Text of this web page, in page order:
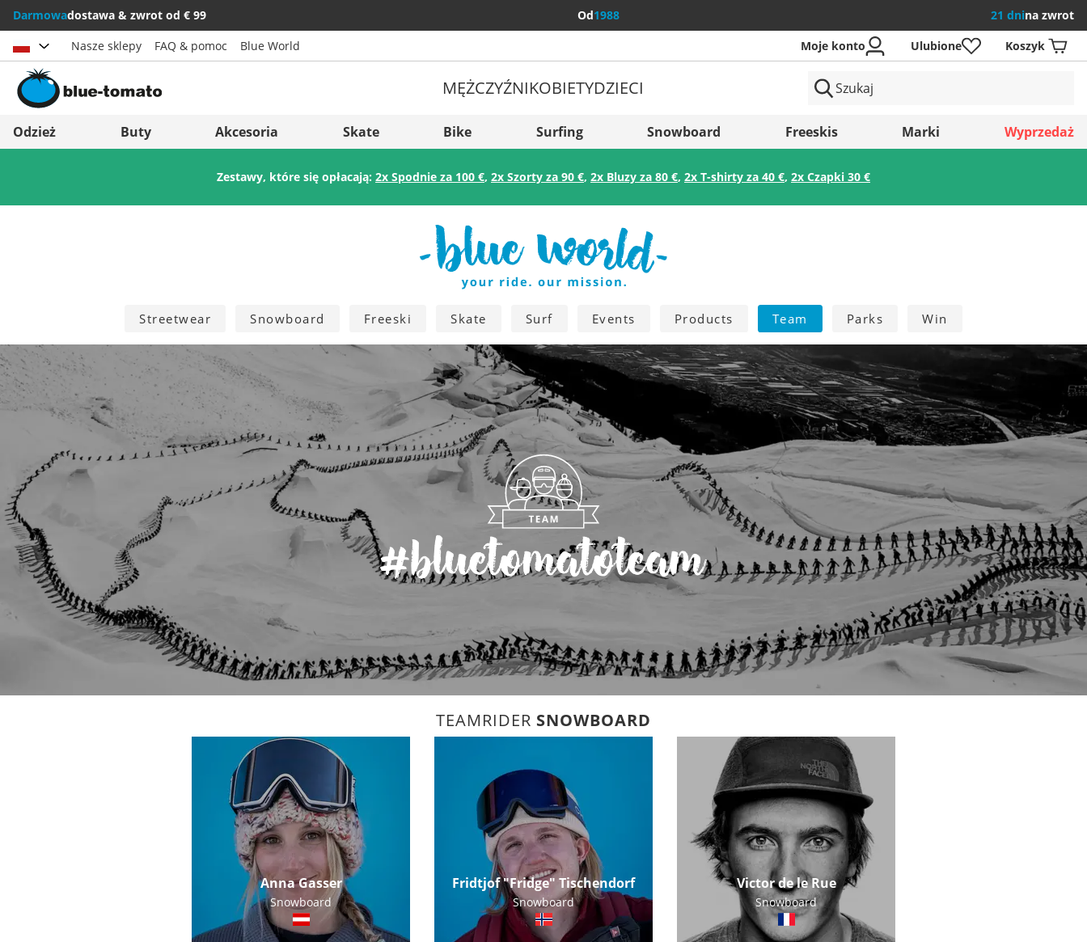
Darmowadostawa & zwrot od € 99 Od1988 21 dnina zwrot
Wybierz kraj
Österreich
Italia (Italiano)
Italien (Deutsch)
Slovenija
België (Nederlands)
Zapisz
Nasze sklepy FAQ & pomoc Blue World Moje konto Ulubione Koszyk
MĘŻCZYŹNIKOBIETYDZIECI
Odzież Buty Akcesoria Skate Bike Surfing Snowboard Freeskis Marki Wyprzedaż
Zestawy, które się opłacają: 2x Spodnie za 100 €, 2x Szorty za 90 €, 2x Bluzy za 80 €, 2x T-shirty za 40 €, 2x Czapki 30 €
Streetwear Snowboard Freeski Skate Surf Events Products Team Parks Win
TEAMRIDER SNOWBOARD
Anna Gasser
Snowboard
Fridtjof "Fridge" Tischendorf
Snowboard
Victor de le Rue
Snowboard